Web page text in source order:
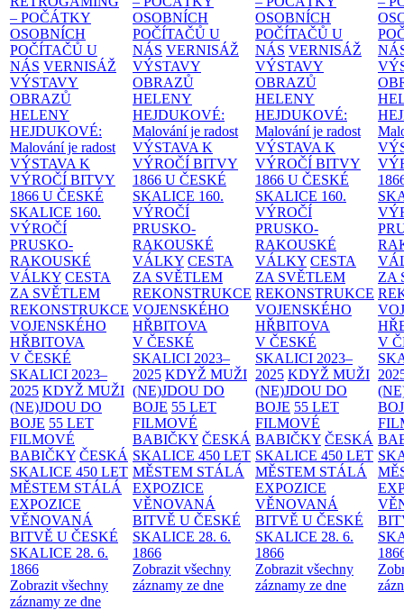
– POČÁTKY
OSOBNÍCH
POČÍTAČŮ U
NÁS VERNISÁŽ
VÝSTAVY
OBRAZŮ
HELENY
HEJDUKOVÉ:
Malování je radost
VÝSTAVA K
VÝROČÍ BITVY
1866 U ČESKÉ
SKALICE 160.
VÝROČÍ
PRUSKO-
RAKOUSKÉ
VÁLKY CESTA
ZA SVĚTLEM
REKONSTRUKCE
VOJENSKÉHO
HŘBITOVA
V ČESKÉ
SKALICI 2023–
2025 KDYŽ MUŽI
(NE)JDOU DO
BOJE 55 LET
FILMOVÉ
BABIČKY ČESKÁ
SKALICE 450 LET
MĚSTEM STÁLÁ
EXPOZICE
VĚNOVANÁ
BITVĚ U ČESKÉ
SKALICE 28. 6.
1866
Zobrazit všechny
záznamy ze dne
OSOBNÍCH
POČÍTAČŮ U
NÁS VERNISÁŽ
VÝSTAVY
OBRAZŮ
HELENY
HEJDUKOVÉ:
Malování je radost
VÝSTAVA K
VÝROČÍ BITVY
1866 U ČESKÉ
SKALICE 160.
VÝROČÍ
PRUSKO-
RAKOUSKÉ
VÁLKY CESTA
ZA SVĚTLEM
REKONSTRUKCE
VOJENSKÉHO
HŘBITOVA
V ČESKÉ
SKALICI 2023–
2025 KDYŽ MUŽI
(NE)JDOU DO
BOJE 55 LET
FILMOVÉ
BABIČKY ČESKÁ
SKALICE 450 LET
MĚSTEM STÁLÁ
EXPOZICE
VĚNOVANÁ
BITVĚ U ČESKÉ
SKALICE 28. 6.
1866
Zobrazit všechny
záznamy ze dne
OSOBNÍCH
POČÍTAČŮ U
NÁS VERNISÁŽ
VÝSTAVY
OBRAZŮ
HELENY
HEJDUKOVÉ:
Malování je radost
VÝSTAVA K
VÝROČÍ BITVY
1866 U ČESKÉ
SKALICE 160.
VÝROČÍ
PRUSKO-
RAKOUSKÉ
VÁLKY CESTA
ZA SVĚTLEM
REKONSTRUKCE
VOJENSKÉHO
HŘBITOVA
V ČESKÉ
SKALICI 2023–
2025 KDYŽ MUŽI
(NE)JDOU DO
BOJE 55 LET
FILMOVÉ
BABIČKY ČESKÁ
SKALICE 450 LET
MĚSTEM STÁLÁ
EXPOZICE
VĚNOVANÁ
BITVĚ U ČESKÉ
SKALICE 28. 6.
1866
Zobrazit všechny
záznamy ze dne
ZA
V